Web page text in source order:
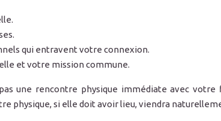
qui entravent votre connexion.
et votre mission commune.
une rencontre physique immédiate avec
physique, si elle doit avoir lieu, viendra